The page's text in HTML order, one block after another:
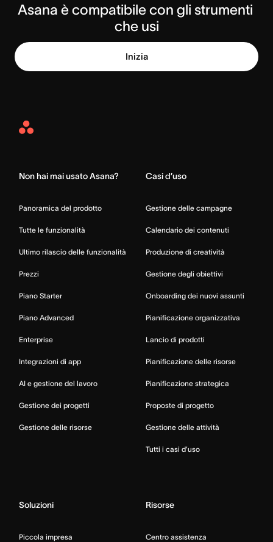
Asana è compatibile con gli strumenti
che usi
Inizia
Asana
Non hai mai usato Asana?
Panoramica del prodotto
Tutte le funzionalità
Ultimo rilascio delle funzionalità
Prezzi
Piano Starter
Piano Advanced
Enterprise
Integrazioni di app
AI e gestione del lavoro
Gestione dei progetti
Gestione delle risorse
Casi d’uso
Gestione delle campagne
Calendario dei contenuti
Produzione di creatività
Gestione degli obiettivi
Onboarding dei nuovi assunti
Pianificazione organizzativa
Lancio di prodotti
Pianificazione delle risorse
Pianificazione strategica
Proposte di progetto
Gestione delle attività
Tutti i casi d’uso
Soluzioni
Piccola impresa
Risorse
Centro assistenza